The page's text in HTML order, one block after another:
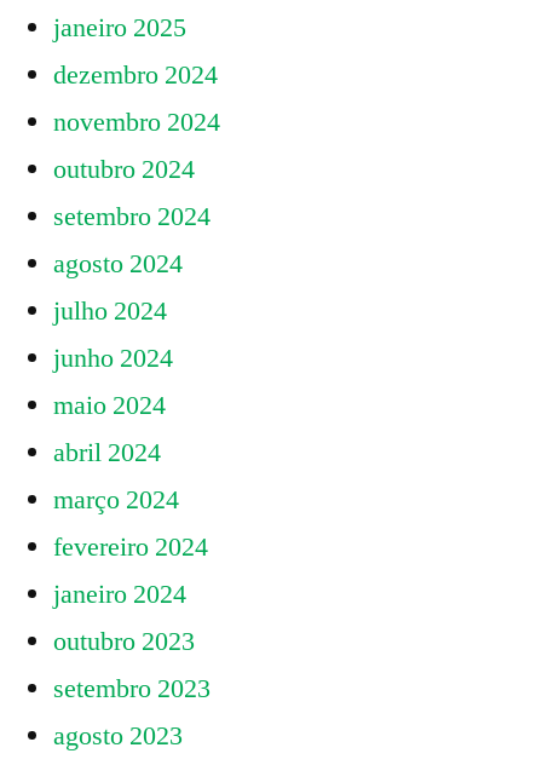
janeiro 2025
dezembro 2024
novembro 2024
outubro 2024
setembro 2024
agosto 2024
julho 2024
junho 2024
maio 2024
abril 2024
março 2024
fevereiro 2024
janeiro 2024
outubro 2023
setembro 2023
agosto 2023